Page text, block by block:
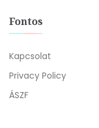
Fontos
Kapcsolat
Privacy Policy
ÁSZF